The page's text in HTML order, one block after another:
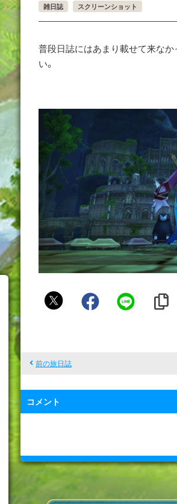
雑日誌 スクリーンショット
普段日誌にはあまり載せて来なか
い。
リ
前の旅日誌
コメント